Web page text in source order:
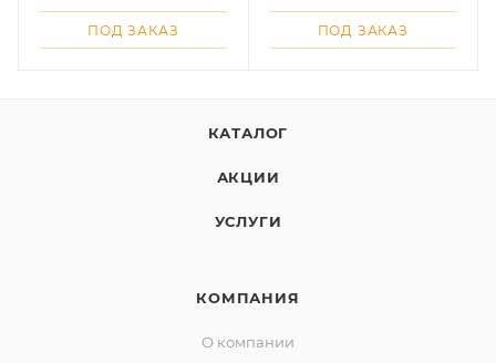
ПОД ЗАКАЗ ПОД ЗАКАЗ
КАТАЛОГ
АКЦИИ
УСЛУГИ
КОМПАНИЯ
О компании